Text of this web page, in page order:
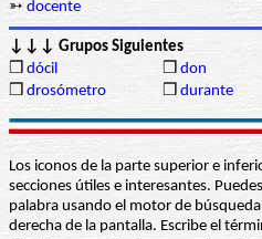
➳ docente
↓↓↓ Grupos Siguientes
❒ dócil ❒ don
❒ drosómetro ❒ durante
Los iconos de la parte superior e
secciones útiles e interesantes.
palabra usando el motor de
derecha de la pantalla. Escribe el